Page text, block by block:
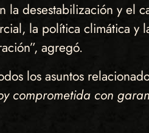
la desestabilización y el
la política climática y
agregó.
los asuntos
comprometida con